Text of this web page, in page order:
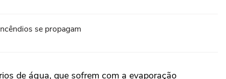
se propagam
de água, que sofrem com a evaporação